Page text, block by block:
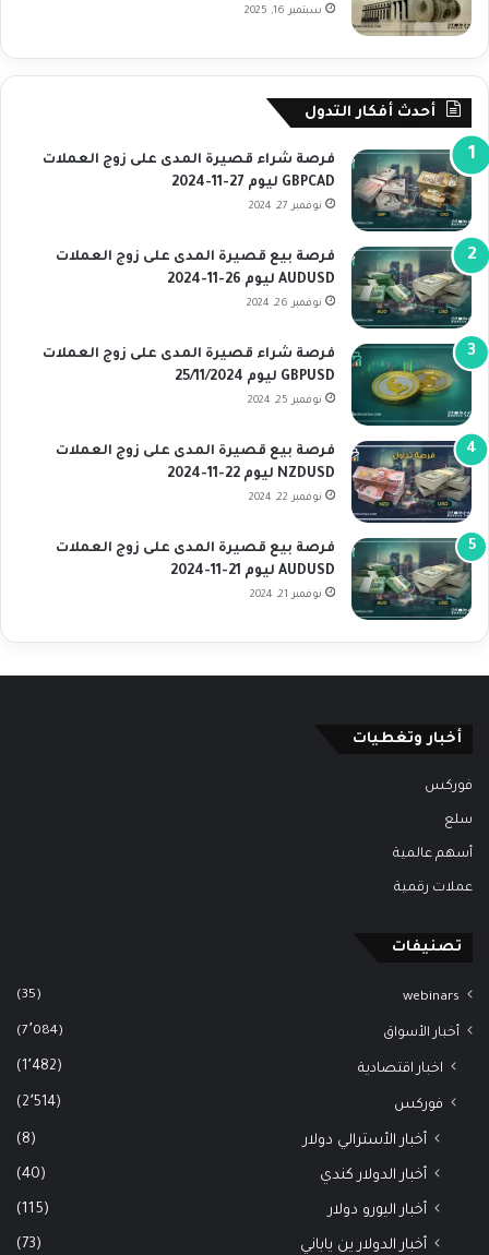
سبتمبر 16, 2025
أحدث أفكار التدول
فرصة شراء قصيرة المدى على زوج العملات
GBPCAD ليوم 27-11-2024
نوفمبر 27, 2024
فرصة بيع قصيرة المدى على زوج العملات
AUDUSD ليوم 26-11-2024
نوفمبر 26, 2024
فرصة شراء قصيرة المدى على زوج العملات
GBPUSD ليوم 25/11/2024
نوفمبر 25, 2024
فرصة بيع قصيرة المدى على زوج العملات
NZDUSD ليوم 22-11-2024
نوفمبر 22, 2024
فرصة بيع قصيرة المدى على زوج العملات
AUDUSD ليوم 21-11-2024
نوفمبر 21, 2024
أخبار وتغطيات
فوركس
سلع
أسهم عالمية
عملات رقمية
تصنيفات
webinars
(35)
أخبار الأسواق (7٬084)
اخبار اقتصادية (1٬482)
فوركس (2٬514)
أخبار الأسترالي دولار (8)
أخبار الدولار كندي (40)
أخبار اليورو دولار (115)
أخبار الدولار ين ياباني (73)